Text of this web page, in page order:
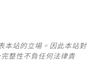
本站的立場。因此本站對
整性不負任何法律責